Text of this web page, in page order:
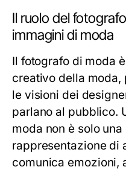
Il ruolo del
immagini di moda
Il fotografo di moda
creativo della moda,
le visioni dei
parlano al pubblico.
moda non è solo
rappresentazione di
comunica emozioni,